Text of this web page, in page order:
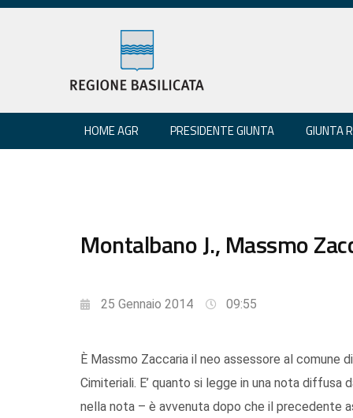
HOME AGR PRESIDENTE GIUNTA GIUNTA
Montalbano J., Massmo
25 Gennaio 2014 09:55
È Massmo Zaccaria il neo assessore al comune
Cimiteriali. E’ quanto si legge in una nota diffusa
nella nota – è avvenuta dopo che il precedente